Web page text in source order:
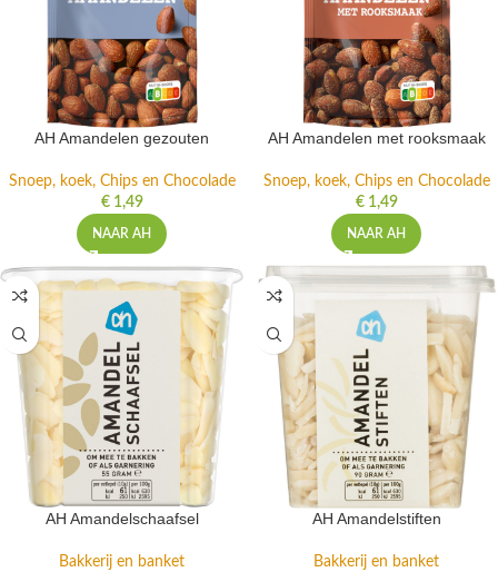
AH Amandelen gezouten
Snoep, koek, Chips en Chocolade
€1,49
NAAR AH
AH Amandelen met rooksmaak
Snoep, koek, Chips en Chocolade
€1,49
NAAR AH
AH Amandelschaafsel
Bakkerij en banket
AH Amandelstiften
Bakkerij en banket